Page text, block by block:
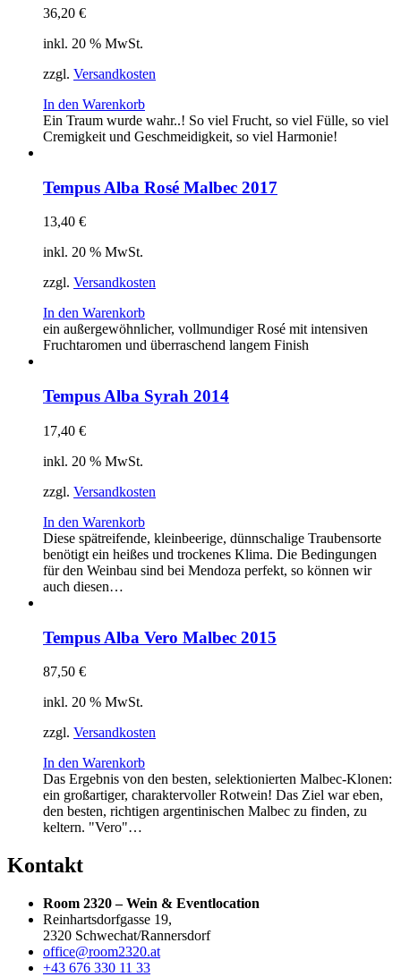
36,20 €
inkl. 20 % MwSt.
zzgl. Versandkosten
In den Warenkorb
Ein Traum wurde wahr..! So viel Frucht, so viel Fülle, so viel
Cremigkeit und Geschmeidigkeit, so viel Harmonie!
Tempus Alba Rosé Malbec 2017
13,40 €
inkl. 20 % MwSt.
zzgl. Versandkosten
In den Warenkorb
ein außergewöhnlicher, vollmundiger Rosé mit intensiven
Fruchtaromen und überraschend langem Finish
Tempus Alba Syrah 2014
17,40 €
inkl. 20 % MwSt.
zzgl. Versandkosten
In den Warenkorb
Diese spätreifende, kleinbeerige, dünnschalige Traubensorte
benötigt ein heißes und trockenes Klima. Die Bedingungen
für den Weinbau sind bei Mendoza perfekt, so können wir
auch diesen…
Tempus Alba Vero Malbec 2015
87,50 €
inkl. 20 % MwSt.
zzgl. Versandkosten
In den Warenkorb
Das Ergebnis von den besten, selektionierten Malbec-Klonen:
ein großartiger, charaktervoller Rotwein! Das Ziel war eben,
den besten, richtigen argentinischen Malbec zu finden, zu
keltern. "Vero"…
Kontakt
Room 2320 – Wein & Eventlocation
Reinhartsdorfgasse 19,
2320 Schwechat/Rannersdorf
office@room2320.at
+43 676 330 11 33